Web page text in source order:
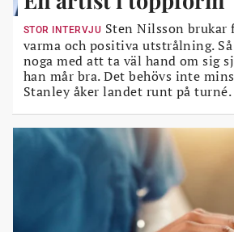
STOR INTERVJU Sten Nilsson brukar
varma och positiva utstrålning.
noga med att ta väl hand om sig
han mår bra. Det behövs inte
Stanley åker landet runt på turné.